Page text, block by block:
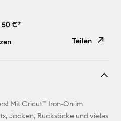
50 €*
Teilen
E-Mail-
Adresse
Mit Cricut™ Iron-On im
Jacken, Rucksäcke und vieles